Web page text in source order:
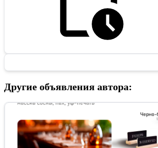
Другие объявления автора: